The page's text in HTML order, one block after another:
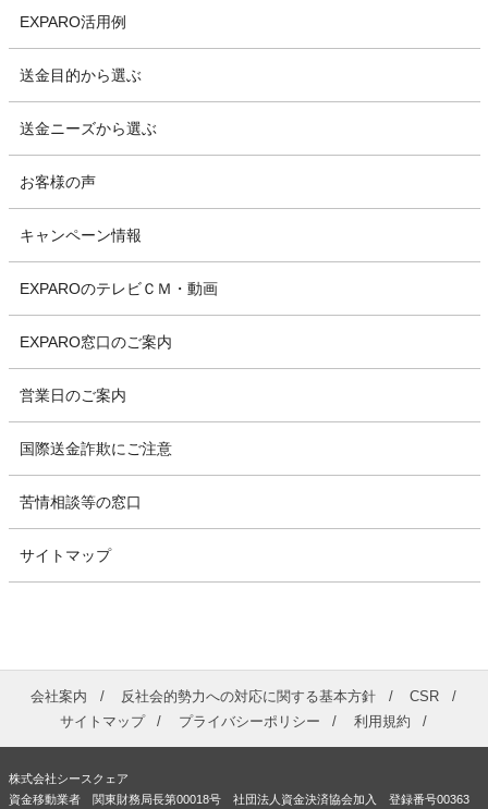
EXPARO活用例
送金目的から選ぶ
送金ニーズから選ぶ
お客様の声
キャンペーン情報
EXPAROのテレビＣＭ・動画
EXPARO窓口のご案内
営業日のご案内
国際送金詐欺にご注意
苦情相談等の窓口
サイトマップ
会社案内 反社会的勢力への対応に関する基本方針
CSR
サイトマップ
プライバシーポリシー 利用規約
株式会社シースクェア
資金移動業者 関東財務局長第00018号 社団法人資金決済協会加入 登録番号00363